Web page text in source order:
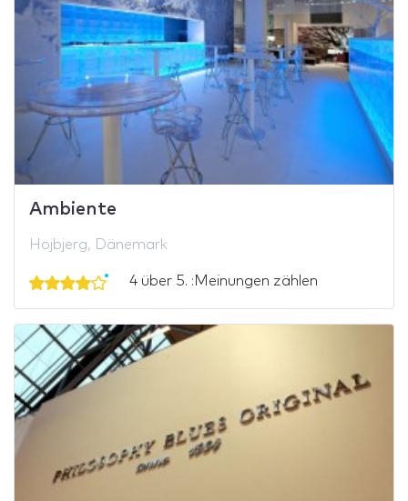
Ambiente
Hojbjerg, Dänemark
4 über 5. :Meinungen zählen